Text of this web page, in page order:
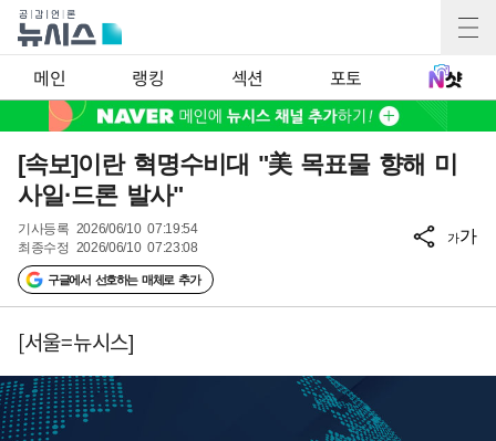
메인 랭킹 섹션 포토
[속보]이란 혁명수비대 "美 목표물 향해 미
사일·드론 발사"
기사등록 2026/06/10 07:19:54
최종수정 2026/06/10 07:23:08
구글에서 선호하는 매체로 추가
가가
[서울=뉴시스]